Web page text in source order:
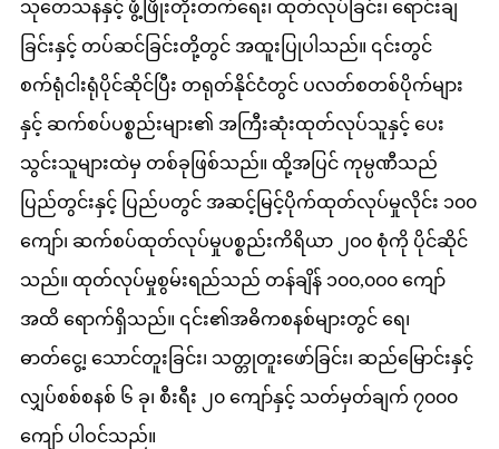
သုတေသနနှင့် ဖွံ့ဖြိုးတိုးတက်ရေး၊ ထုတ်လုပ်ခြင်း၊ ရောင်းချ
ခြင်းနှင့် တပ်ဆင်ခြင်းတို့တွင် အထူးပြုပါသည်။ ၎င်းတွင်
စက်ရုံငါးရုံပိုင်ဆိုင်ပြီး တရုတ်နိုင်ငံတွင် ပလတ်စတစ်ပိုက်များ
နှင့် ဆက်စပ်ပစ္စည်းများ၏ အကြီးဆုံးထုတ်လုပ်သူနှင့် ပေး
သွင်းသူများထဲမှ တစ်ခုဖြစ်သည်။ ထို့အပြင် ကုမ္ပဏီသည်
ပြည်တွင်းနှင့် ပြည်ပတွင် အဆင့်မြင့်ပိုက်ထုတ်လုပ်မှုလိုင်း ၁၀၀
ကျော်၊ ဆက်စပ်ထုတ်လုပ်မှုပစ္စည်းကိရိယာ ၂၀၀ စုံကို ပိုင်ဆိုင်
သည်။ ထုတ်လုပ်မှုစွမ်းရည်သည် တန်ချိန် ၁၀၀,၀၀၀ ကျော်
အထိ ရောက်ရှိသည်။ ၎င်း၏အဓိကစနစ်များတွင် ရေ၊
ဓာတ်ငွေ့၊ သောင်တူးခြင်း၊ သတ္တုတူးဖော်ခြင်း၊ ဆည်မြောင်းနှင့်
လျှပ်စစ်စနစ် ၆ ခု၊ စီးရီး ၂၀ ကျော်နှင့် သတ်မှတ်ချက် ၇၀၀၀
ကျော် ပါဝင်သည်။